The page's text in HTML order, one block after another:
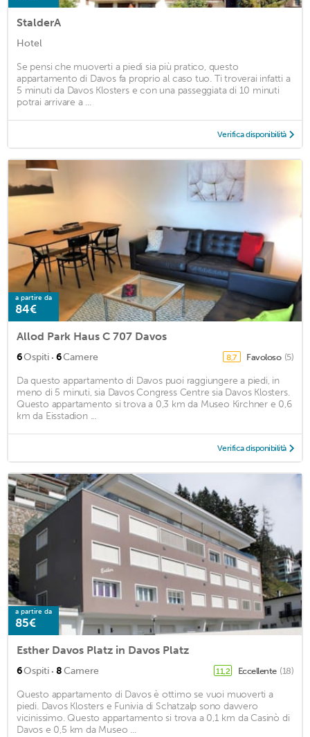
StalderA
Hotel
Se pensi che muoverti a piedi sia più pratico, questo
appartamento di Davos fa proprio al caso tuo. Ti troverai infatti a
5 minuti da Davos Klosters e con una passeggiata di 10 minuti
potrai arrivare a ...
Verifica disponibilità
a partire da
84€
Allod Park Haus C 707 Davos
6Ospiti · 6Camere 8,7 Favoloso (5)
Da questo appartamento di Davos puoi raggiungere a piedi, in
meno di 5 minuti, sia Davos Congress Centre sia Davos Klosters.
Questo appartamento si trova a 0,3 km da Museo Kirchner e 0,6
km da Eisstadion ...
Verifica disponibilità
a partire da
85€
Esther Davos Platz in Davos Platz
6Ospiti · 8Camere 11,2 Eccellente (18)
Questo appartamento di Davos è ottimo se vuoi muoverti a
piedi. Davos Klosters e Funivia di Schatzalp sono davvero
vicinissimo. Questo appartamento si trova a 0,1 km da Casinò di
Davos e 0,5 km da Museo ...